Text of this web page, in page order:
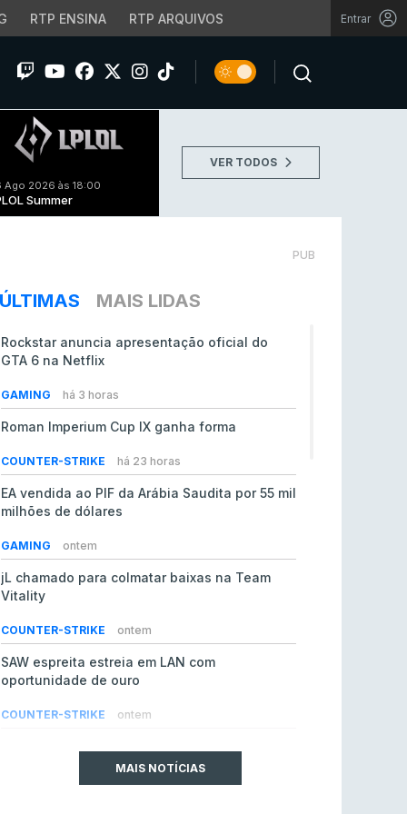
RTP ENSINA RTP ARQUIVOS Entrar
Ago 2026 às 18:00
Summer
VER TODOS
PUB
ÚLTIMAS MAIS LIDAS
Rockstar anuncia apresentação oficial do
GTA 6 na Netflix
GAMING há 3 horas
Roman Imperium Cup IX ganha forma
COUNTER-STRIKE há 23 horas
EA vendida ao PIF da Arábia Saudita por 55 mil
milhões de dólares
GAMING ontem
jL chamado para colmatar baixas na Team
Vitality
COUNTER-STRIKE ontem
SAW espreita estreia em LAN com
oportunidade de ouro
COUNTER-STRIKE ontem
do Counter-Strike 2MAIS NOTÍCIAS